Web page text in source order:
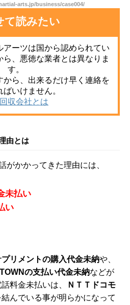
arts.jp/business/case004/
て読みたい
アーツは国から認められてい
ら、悪徳な業者とは異なりま
す。
から、出来るだけ早く連絡を
ばいけません。
収会社とは
由とは
がかかってきた理由には、
未払い
い
プリメントの購入代金未納や、
の支払い代金未納などが
料金未払いは、
ＮＴＴドコモ
結んでいる事が明らかになって